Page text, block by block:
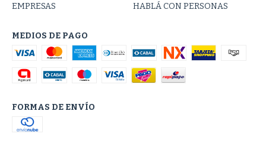
EMPRESAS HABLÁ CON PERSONAS
MEDIOS DE PAGO
FORMAS DE ENVÍO